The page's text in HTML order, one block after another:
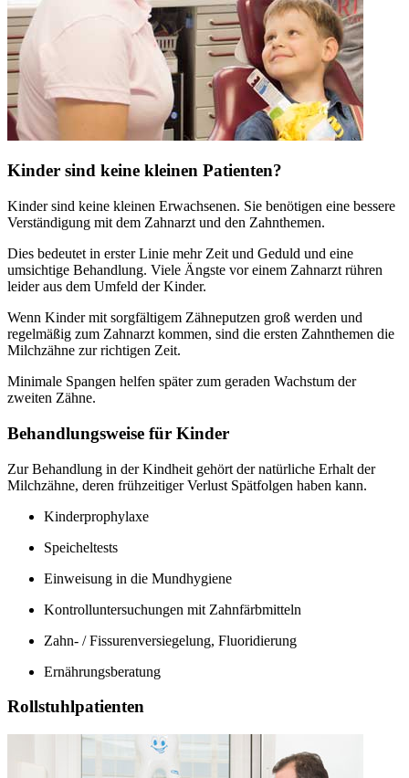
Kinder sind keine kleinen Patienten?
Kinder sind keine kleinen Erwachsenen. Sie benötigen eine bessere
Verständigung mit dem Zahnarzt und den Zahnthemen.
Dies bedeutet in erster Linie mehr Zeit und Geduld und eine
umsichtige Behandlung. Viele Ängste vor einem Zahnarzt rühren
leider aus dem Umfeld der Kinder.
Wenn Kinder mit sorgfältigem Zähneputzen groß werden und
regelmäßig zum Zahnarzt kommen, sind die ersten Zahnthemen die
Milchzähne zur richtigen Zeit.
Minimale Spangen helfen später zum geraden Wachstum der
zweiten Zähne.
Behandlungsweise für Kinder
Zur Behandlung in der Kindheit gehört der natürliche Erhalt der
Milchzähne, deren frühzeitiger Verlust Spätfolgen haben kann.
Kinderprophylaxe
Speicheltests
Einweisung in die Mundhygiene
Kontrolluntersuchungen mit Zahnfärbmitteln
Zahn- / Fissurenversiegelung, Fluoridierung
Ernährungsberatung
Rollstuhlpatienten